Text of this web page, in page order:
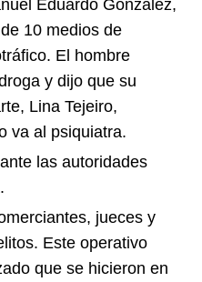
de Abelardo de la Espriella
Eduardo González,
10 medios de
El hombre
y dijo que su
Lina Tejeiro,
va al psiquiatra.
las autoridades
jueces y
Este operativo
que se hicieron en